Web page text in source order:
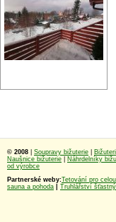
© 2008 Soupravy bižuterie
Naušnice bižuterie
Náhrdelníky
od výrobce
Partnerské weby:Tetování pro
sauna a pohoda
Truhlářství šťastný